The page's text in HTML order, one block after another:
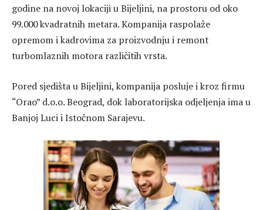
godine na novoj lokaciji u Bijeljini, na prostoru od oko
99.000 kvadratnih metara. Kompanija raspolaže
opremom i kadrovima za proizvodnju i remont
turbomlaznih motora različitih vrsta.
Pored sjedišta u Bijeljini, kompanija posluje i kroz firmu
“Orao” d.o.o. Beograd, dok laboratorijska odjeljenja ima u
Banjoj Luci i Istočnom Sarajevu.